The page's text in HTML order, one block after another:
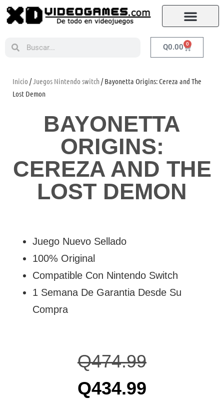
Q0.00 0
Inicio /Juegos Nintendo switch / Bayonetta Origins: Cereza and The
Lost Demon
BAYONETTA
ORIGINS:
CEREZA AND THE
LOST DEMON
Juego Nuevo Sellado
100% Original
Compatible Con Nintendo Switch
1 Semana De Garantia Desde Su
Compra
Q474.99
Q434.99